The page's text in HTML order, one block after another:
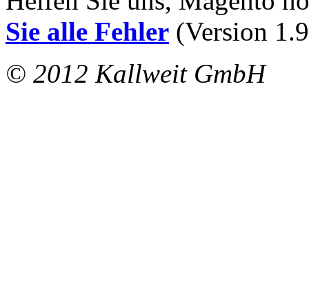
Sie alle Fehler (Version
© 2012 Kallweit GmbH